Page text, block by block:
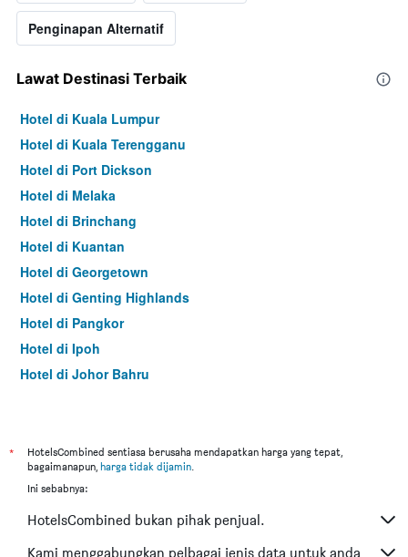
Penginapan Alternatif
Lawat Destinasi Terbaik
Hotel di Kuala Lumpur
Hotel di Kuala Terengganu
Hotel di Port Dickson
Hotel di Melaka
Hotel di Brinchang
Hotel di Kuantan
Hotel di Georgetown
Hotel di Genting Highlands
Hotel di Pangkor
Hotel di Ipoh
Hotel di Johor Bahru
Hotel di Kuching
Hotel di Tokyo
Hotel di Bangkok
Hotel di Putrajaya
*
HotelsCombined sentiasa berusaha mendapatkan harga yang tepat,
bagaimanapun, harga tidak dijamin.
Ini sebabnya:
HotelsCombined bukan pihak penjual.
Kami menggabungkan pelbagai jenis data untuk anda